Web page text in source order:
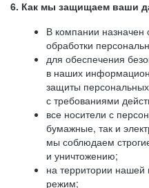
6. Как мы защищаем ваши
В компании назначен
обработки
для обеспечения
в наших
защиты
с требованиями
все носители с
бумажные, так и
мы соблюдаем
и уничтожению;
на территории нашей
режим;